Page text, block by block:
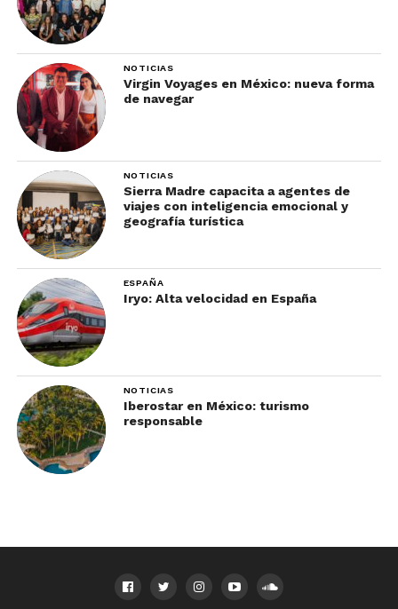
NOTICIAS
Virgin Voyages en México: nueva forma
de navegar
NOTICIAS
Sierra Madre capacita a agentes de
viajes con inteligencia emocional y
geografía turística
ESPAÑA
Iryo: Alta velocidad en España
NOTICIAS
Iberostar en México: turismo
responsable